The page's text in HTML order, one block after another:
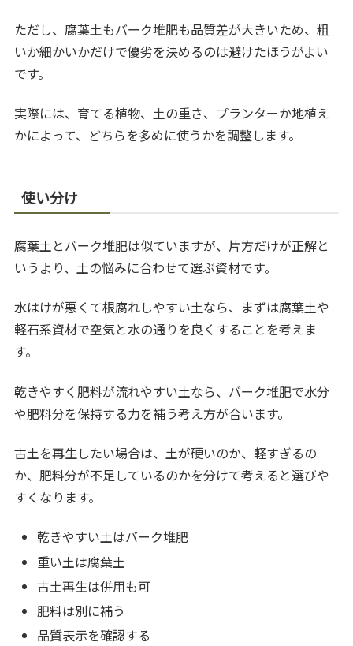
ただし、腐葉土もバーク堆肥も品質差が大きいため、粗
いか細かいかだけで優劣を決めるのは避けたほうがよい
です。
実際には、育てる植物、土の重さ、プランターか地植え
かによって、どちらを多めに使うかを調整します。
使い分け
腐葉土とバーク堆肥は似ていますが、片方だけが正解と
いうより、土の悩みに合わせて選ぶ資材です。
水はけが悪くて根腐れしやすい土なら、まずは腐葉土や
軽石系資材で空気と水の通りを良くすることを考えま
す。
乾きやすく肥料が流れやすい土なら、バーク堆肥で水分
や肥料分を保持する力を補う考え方が合います。
古土を再生したい場合は、土が硬いのか、軽すぎるの
か、肥料分が不足しているのかを分けて考えると選びや
すくなります。
乾きやすい土はバーク堆肥
重い土は腐葉土
古土再生は併用も可
肥料は別に補う
品質表示を確認する